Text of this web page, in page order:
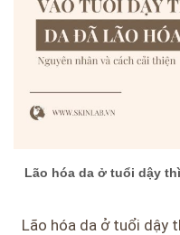
Lão hóa da ở tuổi dậy
Lão hóa da ở tuổi dậy